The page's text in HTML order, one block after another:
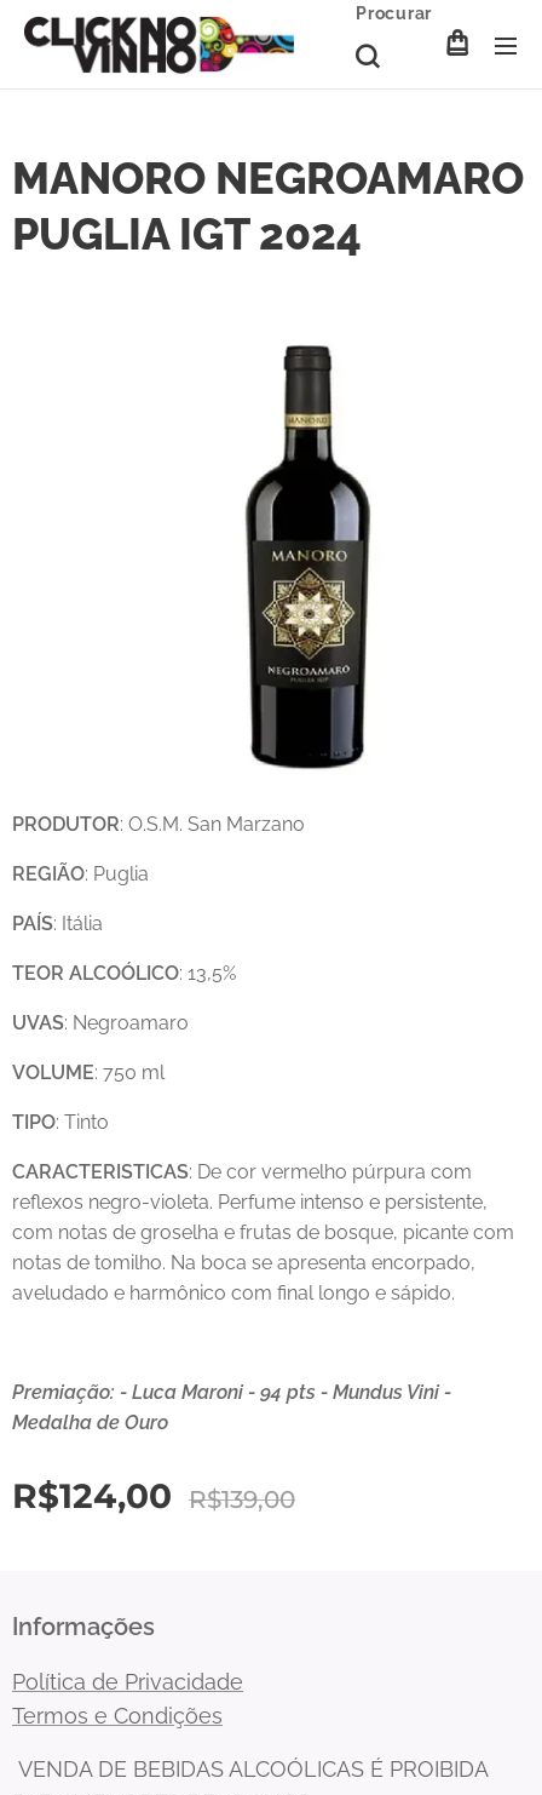
Procurar
MANORO NEGROAMARO
PUGLIA IGT 2024
PRODUTOR: O.S.M. San Marzano
REGIÃO: Puglia
PAÍS: Itália
TEOR ALCOÓLICO: 13,5%
UVAS: Negroamaro
VOLUME: 750 ml
TIPO: Tinto
CARACTERISTICAS: De cor vermelho púrpura com
reflexos negro-violeta. Perfume intenso e persistente,
com notas de groselha e frutas de bosque, picante com
notas de tomilho. Na boca se apresenta encorpado,
aveludado e harmônico com final longo e sápido.
Premiação: - Luca Maroni - 94 pts - Mundus Vini -
Medalha de Ouro
R$124,00 R$139,00
Informações
Política de Privacidade
Termos e Condições
VENDA DE BEBIDAS ALCOÓLICAS É PROIBIDA